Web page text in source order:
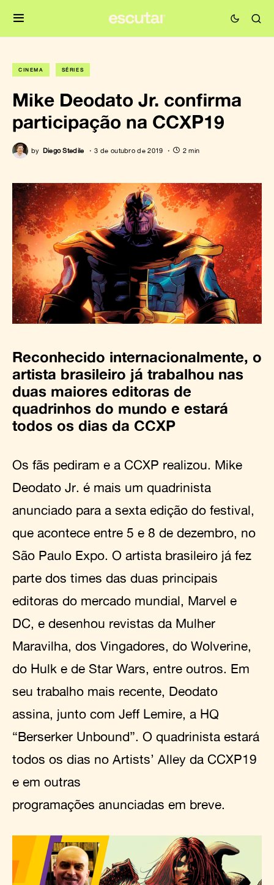
CINEMA SÉRIES
Mike Deodato Jr. confirma
participação na CCXP19
by Diego Stedile 3 de outubro de 2019 2 min
Reconhecido internacionalmente, o
artista brasileiro já trabalhou nas
duas maiores editoras de
quadrinhos do mundo e estará
todos os dias da CCXP
Os fãs pediram e a CCXP realizou. Mike
Deodato Jr. é mais um quadrinista
anunciado para a sexta edição do festival,
que acontece entre 5 e 8 de dezembro, no
São Paulo Expo. O artista brasileiro já fez
parte dos times das duas principais
editoras do mercado mundial, Marvel e
DC, e desenhou revistas da Mulher
Maravilha, dos Vingadores, do Wolverine,
do Hulk e de Star Wars, entre outros. Em
seu trabalho mais recente, Deodato
assina, junto com Jeff Lemire, a HQ
“Berserker Unbound”. O quadrinista estará
todos os dias no Artists’ Alley da CCXP19
e em outras
programações anunciadas em breve.